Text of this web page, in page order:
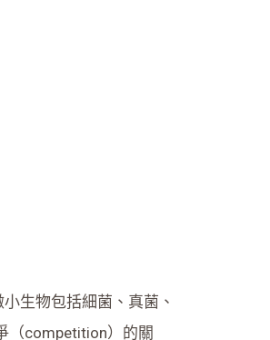
生物包括細菌、真菌、
（competition）的關